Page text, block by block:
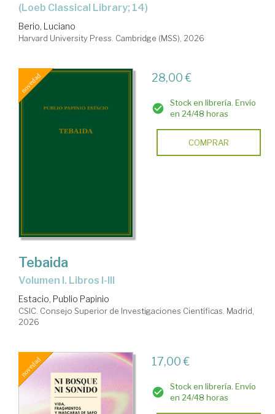
(Loeb Classical Library; 14)
Berio, Luciano
Harvard University Press. Cambridge (MSS), 2026
28,00 €
Stock en librería. Envío
en 24/48 horas
COMPRAR
Tebaida
Volumen I. Libros I-III
Estacio, Publio Papinio
CSIC. Consejo Superior de Investigaciones Científicas. Madrid,
2026
17,00 €
Stock en librería. Envío
en 24/48 horas